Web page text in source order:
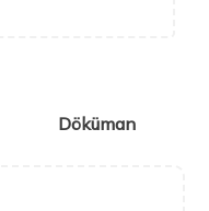
Döküman